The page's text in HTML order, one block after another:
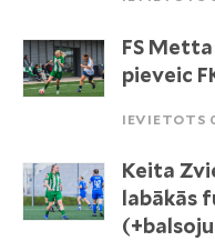
FS
pieveic
IEVIETOTS
Keita
labākās